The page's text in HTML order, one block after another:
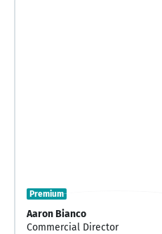
Premium
Aaron Bianco
Commercial Director